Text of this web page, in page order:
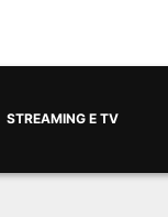
STREAMING E TV